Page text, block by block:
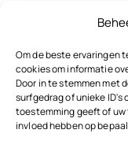
Om de beste ervaringen
cookies om informatie
Door in te stemmen met
surfgedrag of unieke ID's
toestemming geeft of
invloed hebben op
Contact
© 2026NBC
Algemene